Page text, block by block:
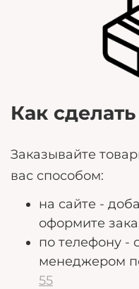
Любые
могут помочь нам
потребности.
Как сделать
Заказывайте
вас способом:
на сайте -
оформите
по телефону -
менеджером
55